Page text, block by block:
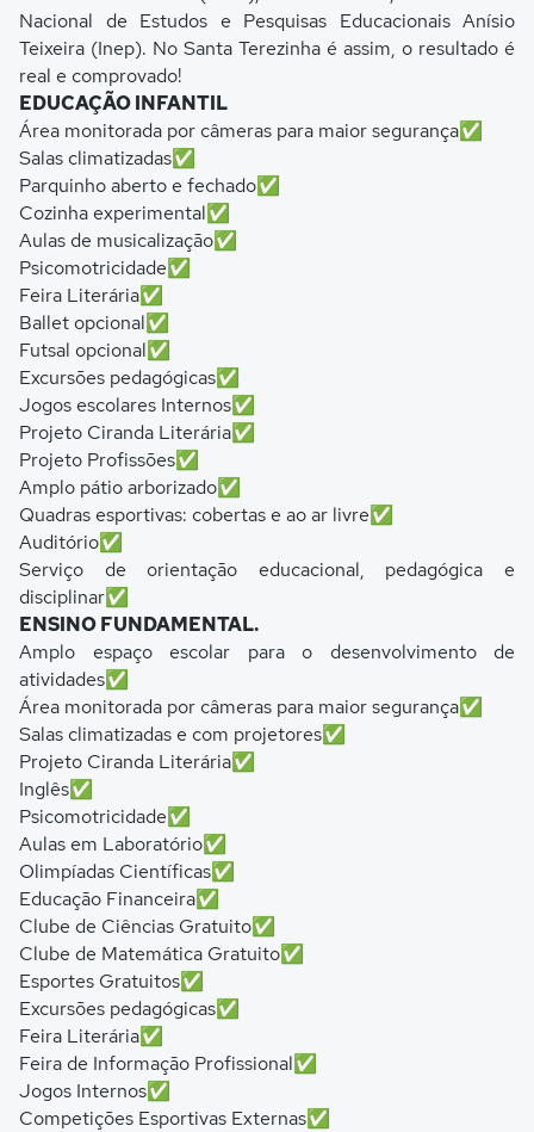
Nacional de Estudos e Pesquisas Educacionais Anísio
Teixeira (Inep). No Santa Terezinha é assim, o resultado é
real e comprovado!
EDUCAÇÃO INFANTIL
Área monitorada por câmeras para maior segurança✅
Salas climatizadas✅
Parquinho aberto e fechado✅
Cozinha experimental✅
Aulas de musicalização✅
Psicomotricidade✅
Feira Literária✅
Ballet opcional✅
Futsal opcional✅
Excursões pedagógicas✅
Jogos escolares Internos✅
Projeto Ciranda Literária✅
Projeto Profissões✅
Amplo pátio arborizado✅
Quadras esportivas: cobertas e ao ar livre✅
Auditório✅
Serviço de orientação educacional, pedagógica e
disciplinar✅
ENSINO FUNDAMENTAL.
Amplo espaço escolar para o desenvolvimento de
atividades✅
Área monitorada por câmeras para maior segurança✅
Salas climatizadas e com projetores✅
Projeto Ciranda Literária✅
Inglês✅
Psicomotricidade✅
Aulas em Laboratório✅
Olimpíadas Científicas✅
Educação Financeira✅
Clube de Ciências Gratuito✅
Clube de Matemática Gratuito✅
Esportes Gratuitos✅
Excursões pedagógicas✅
Feira Literária✅
Feira de Informação Profissional✅
Jogos Internos✅
Competições Esportivas Externas✅